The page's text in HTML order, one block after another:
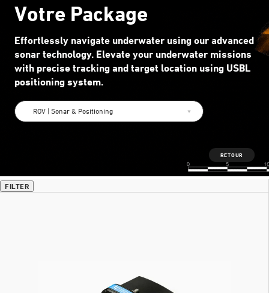
Votre Package
Effortlessly navigate underwater using our advanced
sonar technology. Elevate your underwater missions
with precise tracking and target location using USBL
positioning system.
ROV | Sonar & Positioning
RETOUR
FILTER